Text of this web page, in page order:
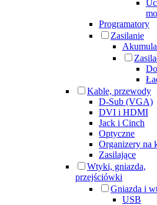
Programatory
Zasilanie
Kable, przewody
D-Sub (VGA)
DVI i HDMI
Jack i Cinch
Optyczne
Organizery na
Zasilające
Wtyki, gniazda,
przejściówki
Gniazda i
USB